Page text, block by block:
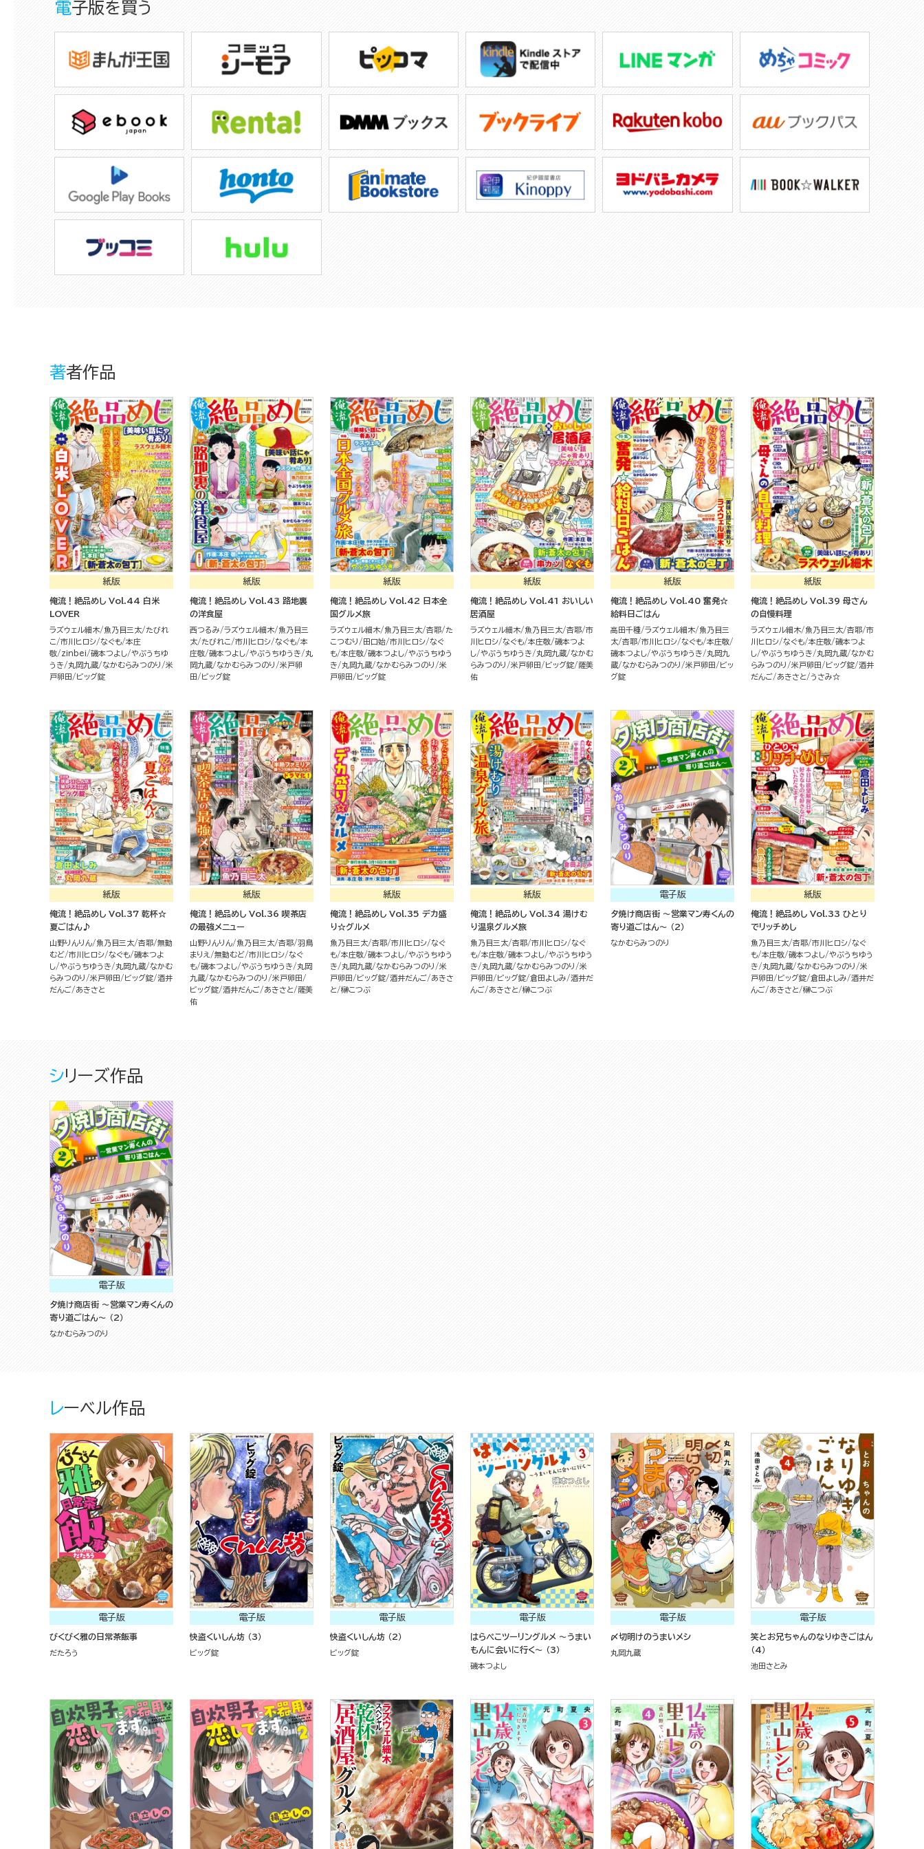
電子版を買う
著者作品
紙版
俺流！絶品めし Vol.44 白米
LOVER
ラズウェル細木 魚乃目三太
たびれ
こ
市川ヒロシ なぐも 本庄
敬
zinbei 磯本つよし やぶうちゆ
うき
丸岡九蔵 なかむらみつのり
米
戸卵田
ビッグ錠
紙版
俺流！絶品めし Vol.43 路地裏
の洋食屋
西つるみ ラズウェル細木
魚乃目三
太
たびれこ 市川ヒロシ なぐも 本
庄敬 磯本つよし やぶうちゆうき
丸
岡九蔵 なかむらみつのり
米戸卵
田
ビッグ錠
紙版
俺流！絶品めし Vol.42 日本全
国グルメ旅
ラズウェル細木 魚乃目三太 杏耶
た
こつむり
田口始 市川ヒロシ なぐ
も 本庄敬 磯本つよし やぶうちゆう
き
丸岡九蔵 なかむらみつのり
米
戸卵田
ビッグ錠
紙版
俺流！絶品めし Vol.41 おいしい
居酒屋
ラズウェル細木 魚乃目三太 杏耶 市
川ヒロシ なぐも 本庄敬 磯本つよ
し やぶうちゆうき 丸岡九蔵 なかむ
らみつのり
米戸卵田 ビッグ錠 薩美
佑
紙版
俺流！絶品めし Vol.40 奮発☆
給料日ごはん
高田千種 ラズウェル細木
魚乃目三
太 杏耶 市川ヒロシ なぐも 本庄敬
磯本つよし やぶうちゆうき
丸岡九
蔵 なかむらみつのり 米戸卵田
ビッ
グ錠
紙版
俺流！絶品めし Vol.39 母さん
の自慢料理
ラズウェル細木 魚乃目三太 杏耶 市
川ヒロシ なぐも 本庄敬 磯本つよ
し やぶうちゆうき 丸岡九蔵 なかむ
らみつのり
米戸卵田 ビッグ錠 酒井
だんご
あきさと うさみ☆
紙版
俺流！絶品めし Vol.37 乾杯☆
夏ごはん♪
山野りんりん 魚乃目三太 杏耶 無動
むど 市川ヒロシ なぐも 磯本つよ
し やぶうちゆうき 丸岡九蔵 なかむ
らみつのり
米戸卵田 ビッグ錠 酒井
だんご
あきさと
紙版
俺流！絶品めし Vol.36 喫茶店
の最強メニュー
山野りんりん 魚乃目三太 杏耶 羽鳥
まりえ
無動むど 市川ヒロシ なぐ
も 磯本つよし やぶうちゆうき
丸岡
九蔵 なかむらみつのり
米戸卵田
ビッグ錠 酒井だんご あきさと
薩美
佑
紙版
俺流！絶品めし Vol.35 デカ盛
り☆グルメ
魚乃目三太 杏耶 市川ヒロシ なぐ
も 本庄敬 磯本つよし やぶうちゆう
き
丸岡九蔵 なかむらみつのり
米
戸卵田
ビッグ錠 酒井だんご
あきさ
と
榊こつぶ
紙版
俺流！絶品めし Vol.34 湯けむ
り温泉グルメ旅
魚乃目三太 杏耶 市川ヒロシ なぐ
も 本庄敬 磯本つよし やぶうちゆう
き
丸岡九蔵 なかむらみつのり
米
戸卵田
ビッグ錠 倉田よしみ
酒井だ
んご
あきさと 榊こつぶ
電子版
夕焼け商店街 ～営業マン寿くんの
寄り道ごはん～ （2）
なかむらみつのり
紙版
俺流！絶品めし Vol.33 ひとり
でリッチめし
魚乃目三太 杏耶 市川ヒロシ なぐ
も 本庄敬 磯本つよし やぶうちゆう
き
丸岡九蔵 なかむらみつのり
米
戸卵田
ビッグ錠 倉田よしみ
酒井だ
んご
あきさと 榊こつぶ
シリーズ作品
電子版
夕焼け商店街 ～営業マン寿くんの
寄り道ごはん～ （2）
なかむらみつのり
レーベル作品
電子版
びくびく雅の日常茶飯事
だたろう
電子版
快盗くいしん坊 （3）
ビッグ錠
電子版
快盗くいしん坊 （2）
ビッグ錠
電子版
はらぺこツーリングルメ ～うまい
もんに会いに行く～ （3）
磯本つよし
電子版
〆切明けのうまいメシ
丸岡九蔵
電子版
笑とお兄ちゃんのなりゆきごはん
（4）
池田さとみ